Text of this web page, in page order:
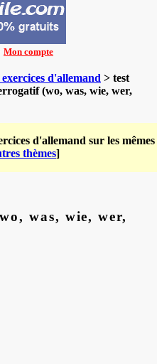
Mon compte
d'allemand > test
(wo, was, wie, wer,
d'allemand sur les mêmes
thèmes]
was, wie, wer,